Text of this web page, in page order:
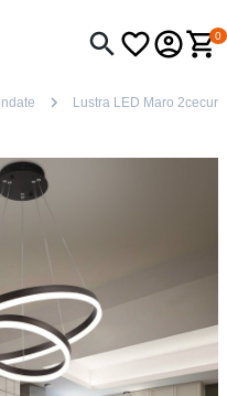
0
Lustra LED Maro